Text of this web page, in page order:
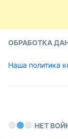
ОБРАБОТКА
Наша политика
НЕТ